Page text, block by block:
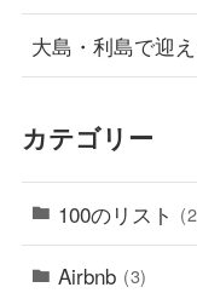
大島・利島で迎
カテゴリー
100のリスト
Airbnb (3)